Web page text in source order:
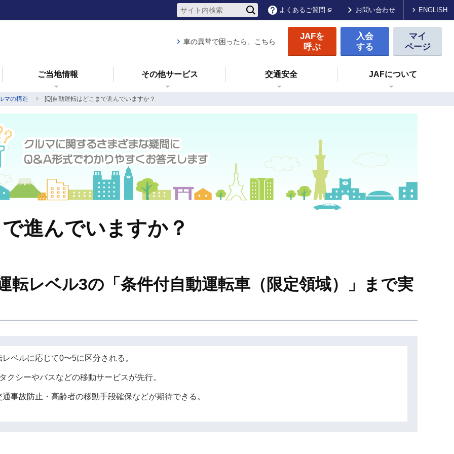
よくあるご質問 お問い合わせ ENGLISH
車の異常で困ったら、こちら
JAFを
呼ぶ
入会
する
マイ
ページ
ご当地情報 その他サービス 交通安全 JAFについて
マの構造 [Q]自動運転はどこまで進んでいますか？
進んでいますか？
転レベル3の「条件付自動運転車（限定領域）」まで実
ベルに応じて0〜5に区分される。
クシーやバスなどの移動サービスが先行。
事故防止・高齢者の移動手段確保などが期待できる。